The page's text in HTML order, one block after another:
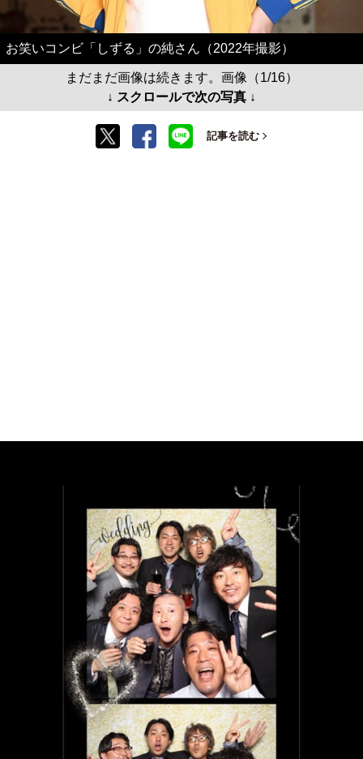
お笑いコンビ「しずる」の純さん（2022年撮影）
まだまだ画像は続きます。画像（1/16）
↓ スクロールで次の写真 ↓
記事を読む